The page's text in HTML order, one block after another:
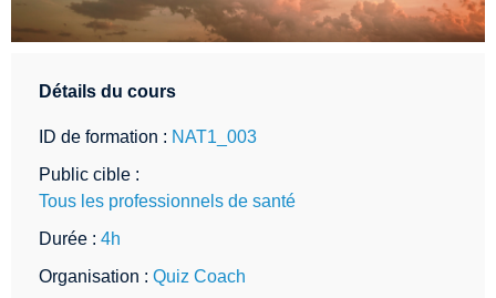
Détails du cours
ID de formation : NAT1_003
Public cible :
Tous les professionnels de santé
Durée : 4h
Organisation : Quiz Coach